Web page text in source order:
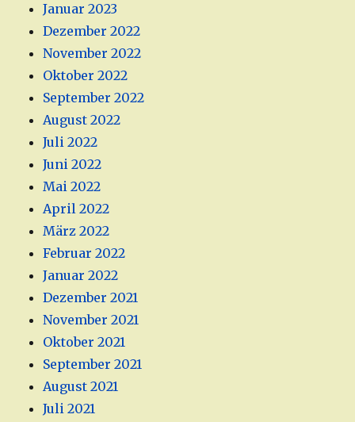
Januar 2023
Dezember 2022
November 2022
Oktober 2022
September 2022
August 2022
Juli 2022
Juni 2022
Mai 2022
April 2022
März 2022
Februar 2022
Januar 2022
Dezember 2021
November 2021
Oktober 2021
September 2021
August 2021
Juli 2021